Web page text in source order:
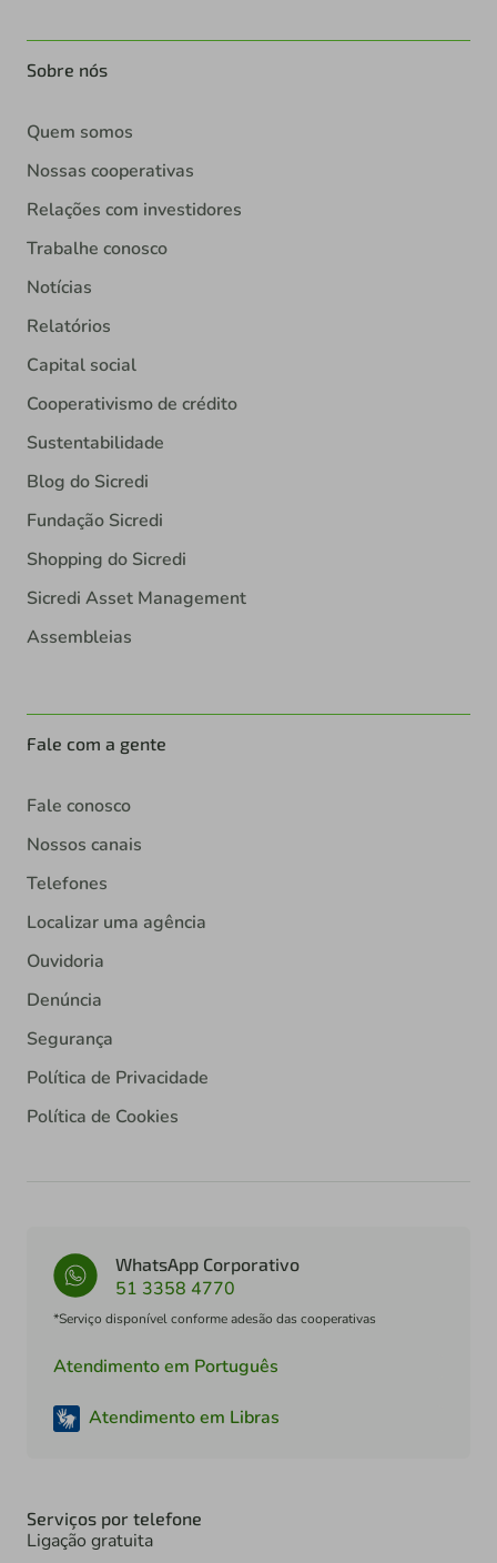
Sobre nós
Quem somos
Nossas cooperativas
Relações com investidores
Trabalhe conosco
Notícias
Relatórios
Capital social
Cooperativismo de crédito
Sustentabilidade
Blog do Sicredi
Fundação Sicredi
Shopping do Sicredi
Sicredi Asset Management
Assembleias
Fale com a gente
Fale conosco
Nossos canais
Telefones
Localizar uma agência
Ouvidoria
Denúncia
Segurança
Política de Privacidade
Política de Cookies
WhatsApp Corporativo
51 3358 4770
*Serviço disponível conforme adesão das cooperativas
Atendimento em Português
Atendimento em Libras
Serviços por telefone
Ligação gratuita